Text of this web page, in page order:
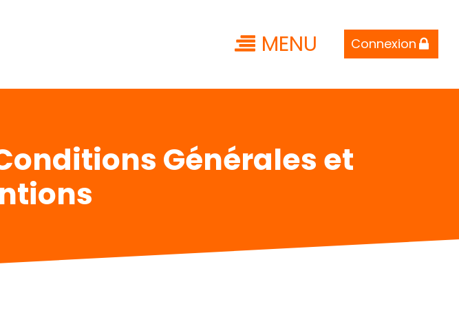
MENU Connexion
Générales et